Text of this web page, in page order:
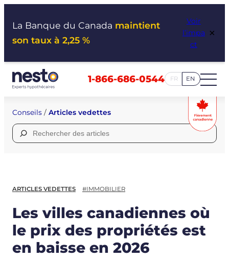
La Banque du Canada maintient
son taux à 2,25 %
Voir
l’impa
ct
×
1-866-686-0544 FR EN
Conseils / Articles vedettes
Rechercher :
ARTICLES VEDETTES #IMMOBILIER
Les villes canadiennes où
le prix des propriétés est
en baisse en 2026